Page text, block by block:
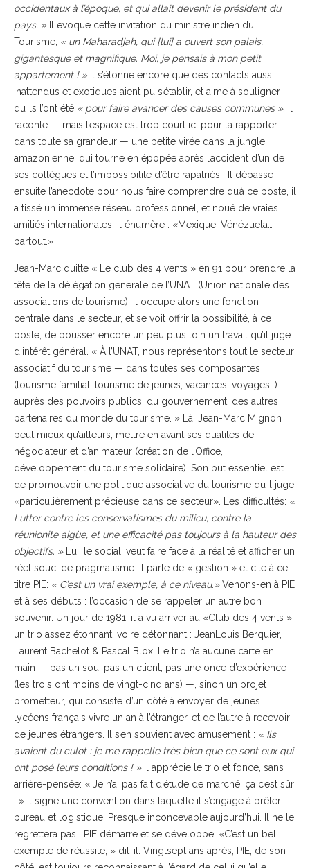
occidentaux à l’époque, et qui allait devenir le président du
pays. »Il évoque cette invitation du ministre indien du
Tourisme, « un Maharadjah, qui [lui] a ouvert son palais,
gigantesque et magnifique. Moi, je pensais à mon petit
appartement ! »Il s’étonne encore que des contacts aussi
inattendus et exotiques aient pu s’établir, et aime à souligner
qu’ils l’ont été « pour faire avancer des causes communes ».
raconte — mais l’espace est trop court ici pour la rapporter
dans toute sa grandeur — une petite virée dans la jungle
amazonienne, qui tourne en épopée après l’accident d’un de
ses collègues et l’impossibilité d’être rapatriés ! Il dépasse
ensuite l’anecdote pour nous faire comprendre qu’à ce poste, il
a tissé un immense réseau professionnel, et noué de vraies
amitiés internationales. Il énumère : «Mexique, Vénézuela…
partout.»
Jean-Marc quitte « Le club des 4 vents » en 91 pour prendre la
tête de la délégation générale de l’UNAT (Union nationale des
associations de tourisme). Il occupe alors une fonction
centrale dans le secteur, et se voit offrir la possibilité, à ce
poste, de pousser encore un peu plus loin un travail qu’il juge
d’intérêt général. « À l’UNAT, nous représentons tout le secteur
associatif du tourisme — dans toutes ses composantes
(tourisme familial, tourisme de jeunes, vacances, voyages…) —
auprès des pouvoirs publics, du gouvernement, des autres
partenaires du monde du tourisme. » Là, Jean-Marc Mignon
peut mieux qu’ailleurs, mettre en avant ses qualités de
négociateur et d’animateur (création de l’Office,
développement du tourisme solidaire). Son but essentiel est
de promouvoir une politique associative du tourisme qu’il juge
«particulièrement précieuse dans ce secteur». Les difficultés: «
Lutter contre les conservatismes du milieu, contre la
réunionite aigüe, et une efficacité pas toujours à la hauteur des
objectifs. »Lui, le social, veut faire face à la réalité et afficher un
réel souci de pragmatisme. Il parle de « gestion » et cite à ce
titre PIE: « C’est un vrai exemple, à ce niveau.»Venons-en à PIE
et à ses débuts : l’occasion de se rappeler un autre bon
souvenir. Un jour de 1981, il a vu arriver au «Club des 4 vents »
un trio assez étonnant, voire détonnant : JeanLouis Berquier,
Laurent Bachelot & Pascal Blox. Le trio n’a aucune carte en
main — pas un sou, pas un client, pas une once d’expérience
(les trois ont moins de vingt-cinq ans) —, sinon un projet
prometteur, qui consiste d’un côté à envoyer de jeunes
lycéens français vivre un an à l’étranger, et de l’autre à recevoir
de jeunes étrangers. Il s’en souvient avec amusement : « Ils
avaient du culot : je me rappelle très bien que ce sont eux qui
ont posé leurs conditions ! »Il apprécie le trio et fonce, sans
arrière-pensée: « Je n’ai pas fait d’étude de marché, ça c’est sûr
! » Il signe une convention dans laquelle il s’engage à prêter
bureau et logistique. Presque inconcevable aujourd’hui. Il ne le
regrettera pas : PIE démarre et se développe. «C’est un bel
exemple de réussite, » dit-il. Vingtsept ans après, PIE, de son